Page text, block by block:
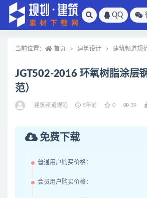
QQ
当前位置： 首页 建筑设计 建筑频道规
JGT502-2016 环氧树脂涂层
范）
建筑频道规范 5年前 0 39
免费下载
普通用户购买价格：
会员用户购买价格：
全部